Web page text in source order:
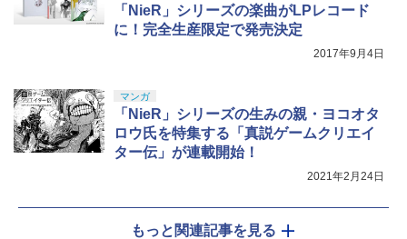
「NieR」シリーズの楽曲がLPレコード
に！完全生産限定で発売決定
2017年9月4日
マンガ
「NieR」シリーズの生みの親・ヨコオタ
ロウ氏を特集する「真説ゲームクリエイ
ター伝」が連載開始！
2021年2月24日
もっと関連記事を見る